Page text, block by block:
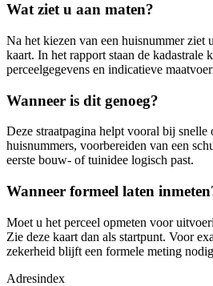
Wat ziet u aan maten?
Na het kiezen van een huisnummer ziet
kaart. In het rapport staan de kadastrale
perceelgegevens en indicatieve
Wanneer is dit genoeg?
Deze straatpagina helpt vooral bij
huisnummers, voorbereiden van een
eerste bouw- of tuinidee logisch past.
Wanneer formeel laten
Moet u het perceel opmeten voor
Zie deze kaart dan als startpunt. Voor
zekerheid blijft een formele meting
Adresindex